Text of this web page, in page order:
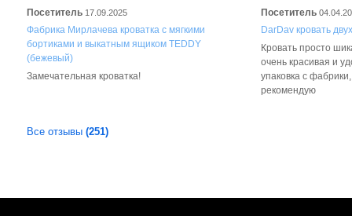
Посетитель 17.09.2025
Фабрика Мирлачева кроватка с мягкими
бортиками и выкатным ящиком TEDDY
(бежевый)
Замечательная кроватка!
Посетитель
DarDav кровать
Кровать просто
очень красивая и
упаковка с
рекомендую
Все отзывы (251)